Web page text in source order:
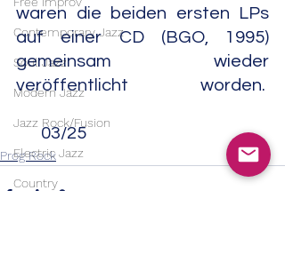
Contemporary Jazz
Soul Jazz
Modern Jazz
Jazz Rock/Fusion
Electric Jazz
Country
waren die beiden ersten LPs
auf einer CD (BGO, 1995)
gemeinsam wieder
veröffentlicht worden.
03/25
Prog Rock